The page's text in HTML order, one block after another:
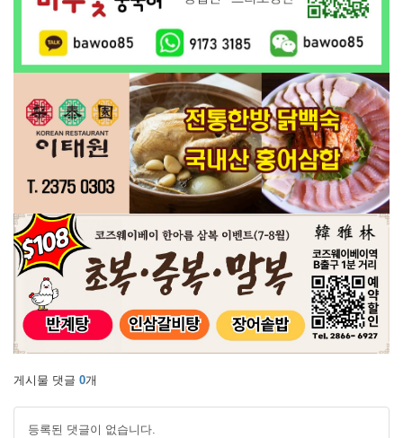
게시물 댓글 0개
등록된 댓글이 없습니다.